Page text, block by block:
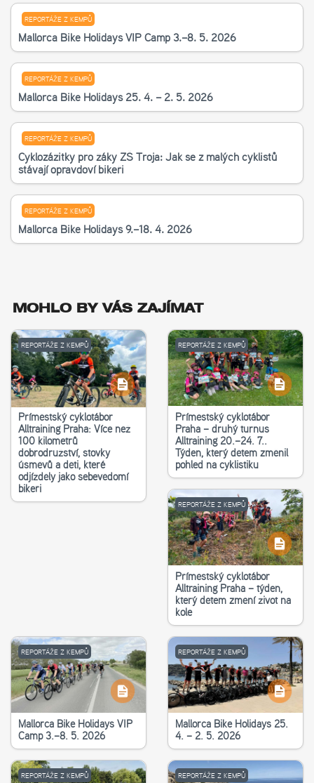
REPORTÁŽE Z KEMPŮ
Mallorca Bike Holidays VIP Camp 3.–8. 5. 2026
REPORTÁŽE Z KEMPŮ
Mallorca Bike Holidays 25. 4. – 2. 5. 2026
REPORTÁŽE Z KEMPŮ
Cyklozážitky pro žáky ZŠ Troja: Jak se z malých cyklistů
stávají opravdoví bikeři
REPORTÁŽE Z KEMPŮ
Mallorca Bike Holidays 9.–18. 4. 2026
MOHLO BY VÁS ZAJÍMAT
REPORTÁŽE Z KEMPŮ
Příměstský cyklotábor
Alltraining Praha: Více než
100 kilometrů
dobrodružství, stovky
úsměvů a děti, které
odjížděly jako sebevědomí
bikeři
REPORTÁŽE Z KEMPŮ
Příměstský cyklotábor
Praha – druhý turnus
Alltraining 20.–24. 7..
Týden, který dětem změnil
pohled na cyklistiku
REPORTÁŽE Z KEMPŮ
Příměstský cyklotábor
Alltraining Praha – týden,
který dětem změní život na
kole
REPORTÁŽE Z KEMPŮ
Mallorca Bike Holidays VIP
Camp 3.–8. 5. 2026
REPORTÁŽE Z KEMPŮ
Mallorca Bike Holidays 25.
4. – 2. 5. 2026
REPORTÁŽE Z KEMPŮ REPORTÁŽE Z KEMPŮ